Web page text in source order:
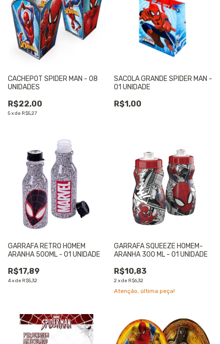
CACHEPOT SPIDER MAN - 08
UNIDADES
R$22,00
5xde R$5,27
SACOLA GRANDE SPIDER MAN -
01 UNIDADE
R$1,00
GARRAFA RETRO HOMEM
ARANHA 500ML - 01 UNIDADE
R$17,89
4xde R$5,32
GARRAFA SQUEEZE HOMEM-
ARANHA 300 ML - 01 UNIDADE
R$10,83
2xde R$6,32
Atenção, última peça!